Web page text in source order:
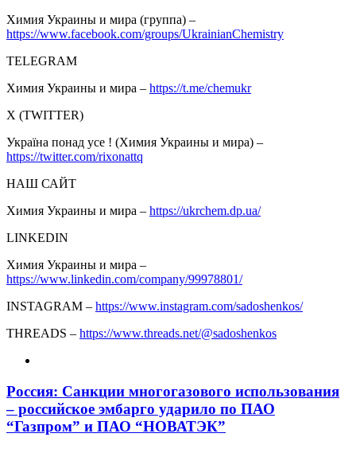
Химия Украины и мира (группа) –
https://www.facebook.com/groups/UkrainianChemistry
TELEGRAM
Химия Украины и мира – https://t.me/chemukr
Х (TWITTER)
Україна понад усе ! (Химия Украины и мира) –
https://twitter.com/rixonattq
НАШ САЙТ
Химия Украины и мира – https://ukrchem.dp.ua/
LINKEDIN
Химия Украины и мира –
https://www.linkedin.com/company/99978801/
INSTAGRAM – https://www.instagram.com/sadoshenkos/
THREADS – https://www.threads.net/@sadoshenkos
Россия: Санкции многогазового использования
– российское эмбарго ударило по ПАО
“Газпром” и ПАО “НОВАТЭК”